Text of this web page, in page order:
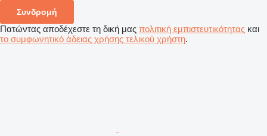
Συνδρομή
Πατώντας αποδέχεστε τη δική μας πολιτική εμπιστευτικότητας και
το συμφωνητικό άδειας χρήσης τελικού χρήστη.